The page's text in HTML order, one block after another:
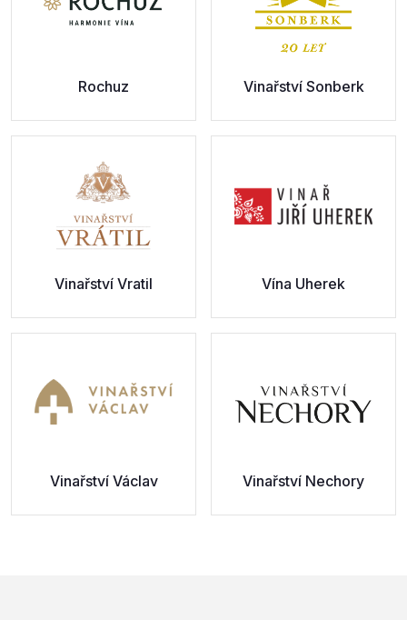
Rochuz Vinařství Sonberk
Vinařství Vratil Vína Uherek
Vinařství Václav Vinařství Nechory